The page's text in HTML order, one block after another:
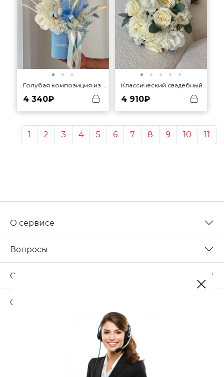
Голубая композиция из сухоцветов
4 340₽
Классический свадебный букет
4 910₽
1 2 3 4 5 6 7 8 9 10 11
О сервисе
Вопросы
Сотрудничество
Свяжитесь с нами